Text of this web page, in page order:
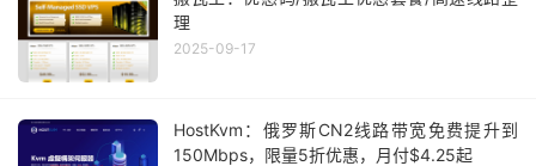
理
2025-09-17
HostKvm：俄罗斯CN2线路带宽免费提升到
150Mbps，限量5折优惠，月付$4.25起